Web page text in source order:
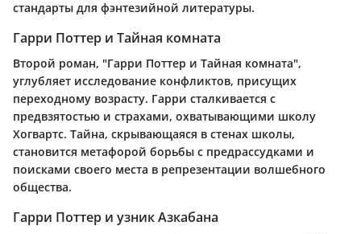
стандарты для фэнтезийной литературы.
Гарри Поттер и Тайная комната
Второй роман, "Гарри Поттер и Тайная комната",
углубляет исследование конфликтов, присущих
переходному возрасту. Гарри сталкивается с
предвзятостью и страхами, охватывающими школу
Хогвартс. Тайна, скрывающаяся в стенах школы,
становится метафорой борьбы с предрассудками и
поисками своего места в репрезентации волшебного
общества.
Гарри Поттер и узник Азкабана